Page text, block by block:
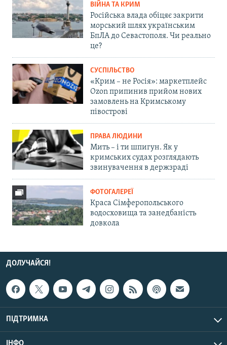
ВІЙНА ТА КРИМ
Російська влада обіцяє закрити
морський шлях українським
БпЛА до Севастополя. Чи реально
це?
СУСПІЛЬСТВО
«Крим – не Росія»: маркетплейс
Ozon припинив прийом нових
замовлень на Кримському
півострові
ПРАВА ЛЮДИНИ
Мить – і ти шпигун. Як у
кримських судах розглядають
звинувачення в держзраді
ФОТОГАЛЕРЕЇ
Краса Сімферопольського
водосховища та занедбаність
довкола
ДОЛУЧАЙСЯ!
ПІДТРИМКА
ІНФО